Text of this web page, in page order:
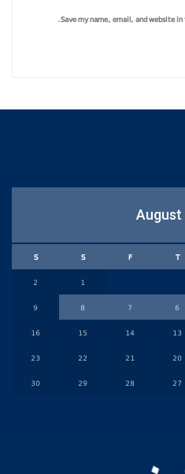
Save my name, email, and website
August
T
F
S
S
1
2
6
7
8
9
13
14
15
16
20
21
22
23
27
28
29
30